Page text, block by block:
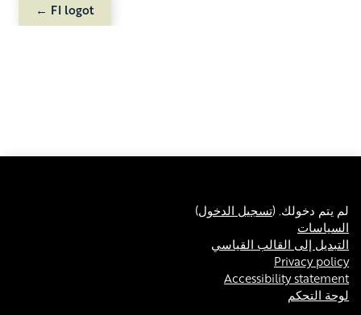
FI logot ←
لم يتم دخولك. (تسجيل الدخول)
السياسات
التبديل إلى القالب القياسي
Privacy policy
Accessibility statement
لوحة التحكم